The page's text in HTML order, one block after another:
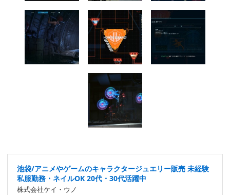
池袋/アニメやゲームのキャラクタージュエリー販売 未経験
私服勤務・ネイルOK 20代・30代活躍中
株式会社ケイ・ウノ